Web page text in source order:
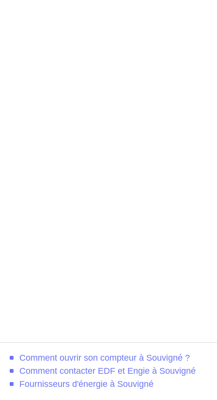
Comment ouvrir son compteur à Souvigné ?
Comment contacter EDF et Engie à Souvigné
Fournisseurs d'énergie à Souvigné